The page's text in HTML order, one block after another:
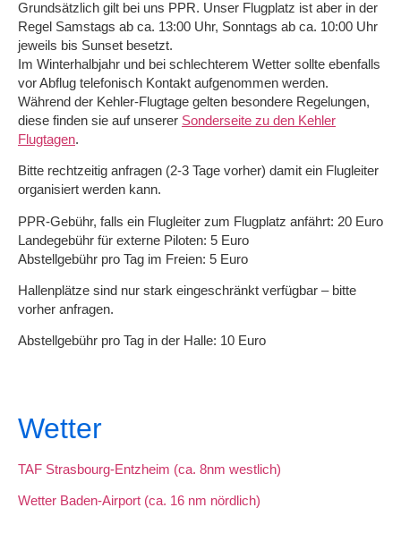
Grundsätzlich gilt bei uns PPR. Unser Flugplatz ist aber in der
Regel Samstags ab ca. 13:00 Uhr, Sonntags ab ca. 10:00 Uhr
jeweils bis Sunset besetzt.
Im Winterhalbjahr und bei schlechterem Wetter sollte ebenfalls
vor Abflug telefonisch Kontakt aufgenommen werden.
Während der Kehler-Flugtage gelten besondere Regelungen,
diese finden sie auf unserer Sonderseite zu den Kehler
Flugtagen.
Bitte rechtzeitig anfragen (2-3 Tage vorher) damit ein Flugleiter
organisiert werden kann.
PPR-Gebühr, falls ein Flugleiter zum Flugplatz anfährt: 20 Euro
Landegebühr für externe Piloten: 5 Euro
Abstellgebühr pro Tag im Freien: 5 Euro
Hallenplätze sind nur stark eingeschränkt verfügbar – bitte
vorher anfragen.
Abstellgebühr pro Tag in der Halle: 10 Euro
Wetter
TAF Strasbourg-Entzheim (ca. 8nm westlich)
Wetter Baden-Airport (ca. 16 nm nördlich)